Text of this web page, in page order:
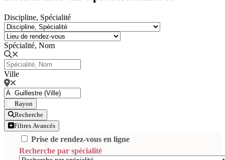
Discipline, Spécialité
Spécialité, Nom
Ville
Rayon
Recherche
Filtres Avancés
Prise de rendez-vous en ligne
Recherche par spécialité